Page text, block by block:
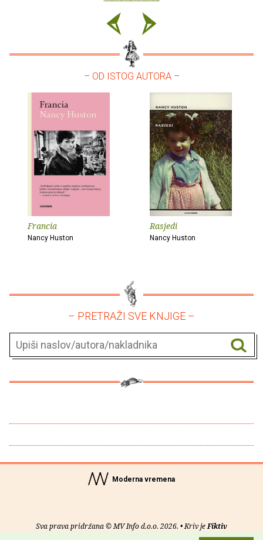
– OD ISTOG AUTORA –
Francia
Nancy Huston
Rasjedi
Nancy Huston
– PRETRAŽI SVE KNJIGE –
Moderna vremena
Sva prava pridržana © MV Info d.o.o. 2026. • Kriv jeFiktiv